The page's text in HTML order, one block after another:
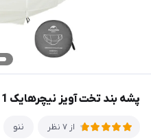
پشه بند تخت آویز نیچرهایک 1 نفره | NH18D003-C
از 7 نظر ننو